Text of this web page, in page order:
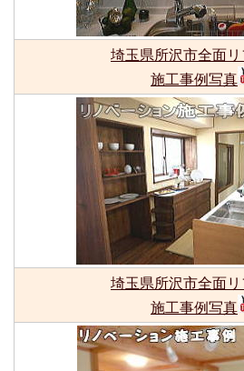
埼玉県所沢市全面リ
施工事例写真
埼玉県所沢市全面リ
施工事例写真